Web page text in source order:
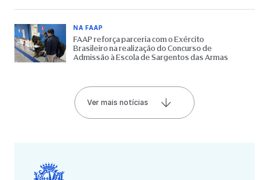
NA FAAP
FAAP reforça parceria com o Exército
Brasileiro na realização do Concurso de
Admissão à Escola de Sargentos das Armas
Ver mais notícias